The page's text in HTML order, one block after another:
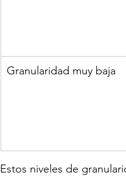
Granularidad muy baja
Estos niveles de